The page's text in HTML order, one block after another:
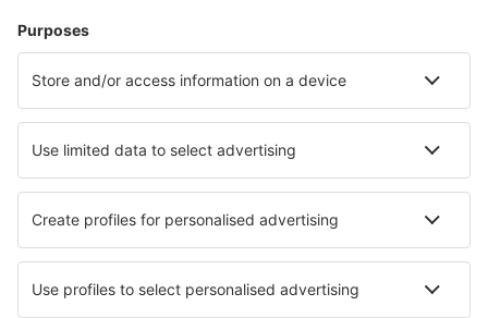
Flyg+Hotell
Hotell
Transfer
Sevärdheter
Sportevenemang
Läs mer
Mobilapp
Flygbolag